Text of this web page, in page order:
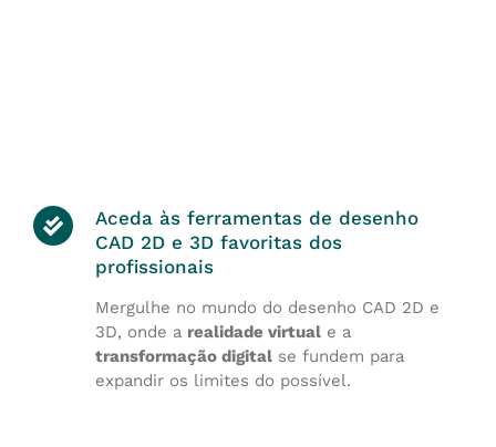
Aceda às ferramentas de desenho
CAD 2D e 3D favoritas dos
profissionais
Mergulhe no mundo do desenho CAD 2D e
3D, onde a realidade virtuale a
transformação digitalse fundem para
expandir os limites do possível.